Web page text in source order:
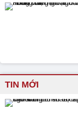
TIN MỚI